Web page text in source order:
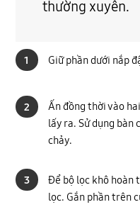
thường xuyên.
1 Giữ phần dưới nắp
2
Ấn đồng thời vào
lấy ra. Sử dụng bàn
chảy.
3
Để bộ lọc khô hoàn
lọc. Gắn phần trên